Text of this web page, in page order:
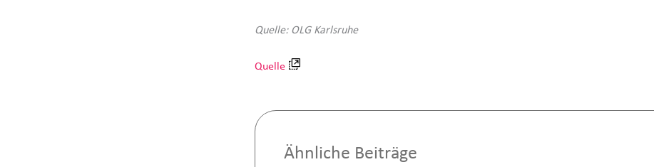
Quelle: OLG Karlsruhe
Quelle
Ähnliche Beiträge